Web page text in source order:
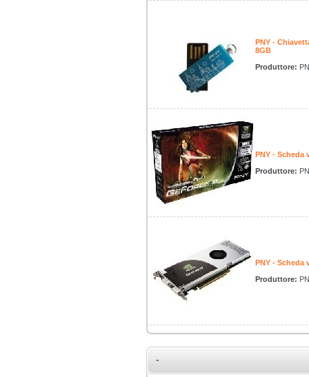
PNY -
8GB
Produttore:
PNY - Scheda
Produttore:
PNY - Scheda
Produttore:
-